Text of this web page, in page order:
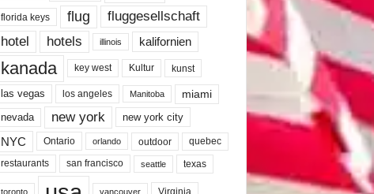
florida keys flug
fluggesellschaft
hotel
hotels illinois kalifornien
kanada key west Kultur kunst
las vegas los angeles Manitoba miami
nevada new york new york city
NYC Ontario orlando outdoor quebec
restaurants san francisco seattle texas
toronto vancouver